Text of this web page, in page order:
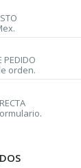
PEDIDO
orden.